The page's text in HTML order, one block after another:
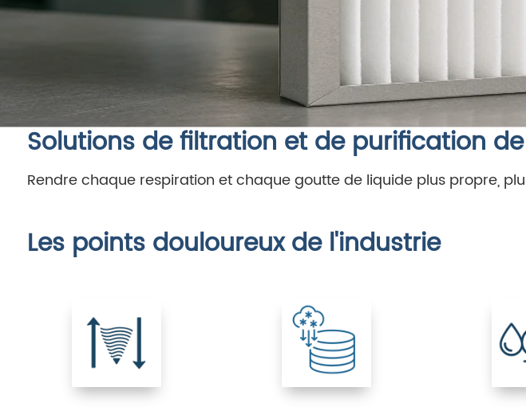
Solutions de filtration et de purification
Rendre chaque respiration et chaque goutte de liquide plus propre,
Les points douloureux de l'industrie